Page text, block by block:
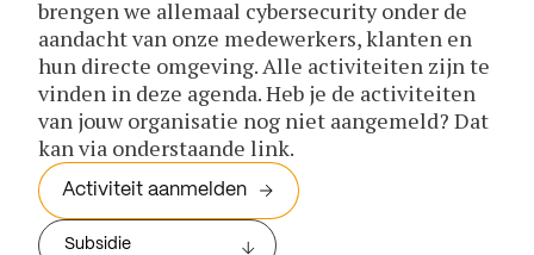
brengen we allemaal cybersecurity onder de
aandacht van onze medewerkers, klanten en
hun directe omgeving. Alle activiteiten zijn te
vinden in deze agenda. Heb je de activiteiten
van jouw organisatie nog niet aangemeld? Dat
kan via onderstaande link.
Activiteit aanmelden
Subsidie